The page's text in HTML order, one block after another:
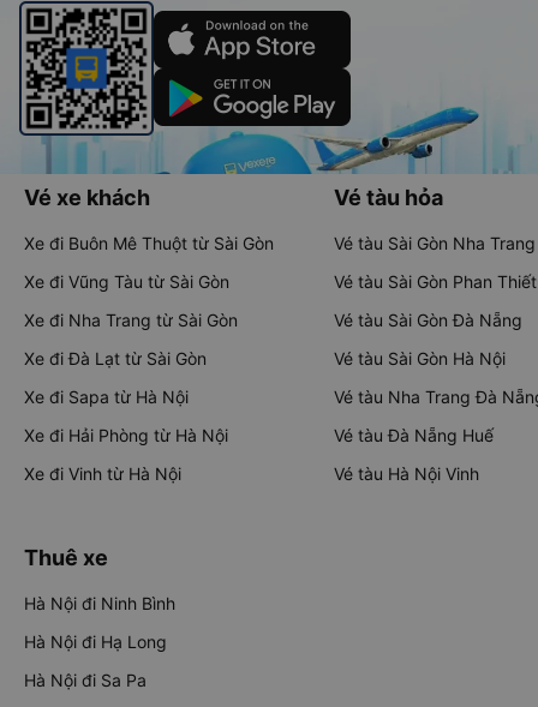
Vé xe khách
Xe đi Buôn Mê Thuột từ Sài Gòn
Xe đi Vũng Tàu từ Sài Gòn
Xe đi Nha Trang từ Sài Gòn
Xe đi Đà Lạt từ Sài Gòn
Xe đi Sapa từ Hà Nội
Xe đi Hải Phòng từ Hà Nội
Xe đi Vinh từ Hà Nội
Vé tàu hỏa
Vé tàu Sài Gòn Nha Trang
Vé tàu Sài Gòn Phan Thiết
Vé tàu Sài Gòn Đà Nẵng
Vé tàu Sài Gòn Hà Nội
Vé tàu Nha Trang Đà
Vé tàu Đà Nẵng Huế
Vé tàu Hà Nội Vinh
Thuê xe
Hà Nội đi Ninh Bình
Hà Nội đi Hạ Long
Hà Nội đi Sa Pa